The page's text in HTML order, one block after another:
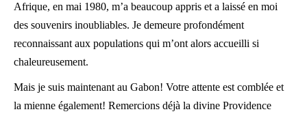
Afrique, en mai 1980, m’a beaucoup appris et a laissé en moi
des souvenirs inoubliables. Je demeure profondément
reconnaissant aux populations qui m’ont alors accueilli si
chaleureusement.
Mais je suis maintenant au Gabon! Votre attente est comblée et
la mienne également! Remercions déjà la divine Providence